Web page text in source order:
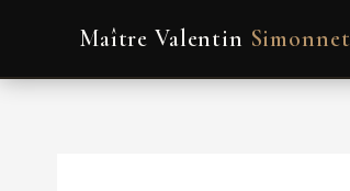
Maître Valentin Simonnet
de